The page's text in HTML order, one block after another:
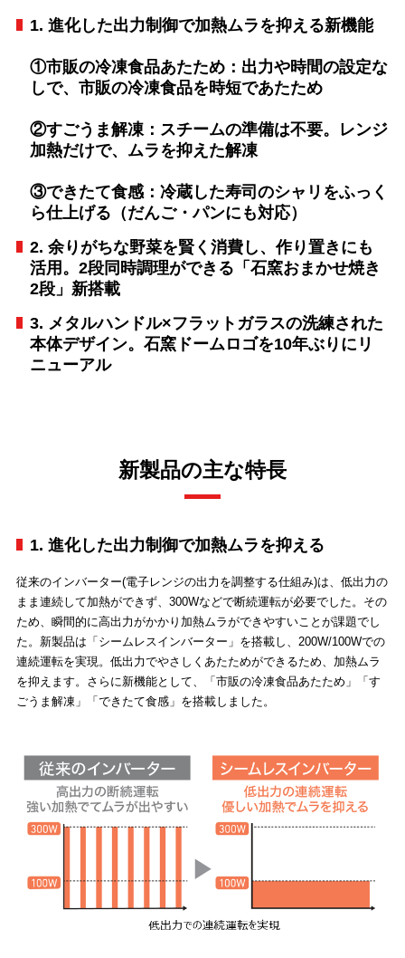
1. 進化した出力制御で加熱ムラを抑える新機能
①市販の冷凍食品あたため：出力や時間の設定な
しで、市販の冷凍食品を時短であたため
②すごうま解凍：スチームの準備は不要。レンジ
加熱だけで、ムラを抑えた解凍
③できたて食感：冷蔵した寿司のシャリをふっく
ら仕上げる（だんご・パンにも対応）
2. 余りがちな野菜を賢く消費し、作り置きにも
活用。2段同時調理ができる「石窯おまかせ焼き
2段」新搭載
3. メタルハンドル×フラットガラスの洗練された
本体デザイン。石窯ドームロゴを10年ぶりにリ
ニューアル
新製品の主な特長
1. 進化した出力制御で加熱ムラを抑える
従来のインバーター(電子レンジの出力を調整する仕組み)は、低出力の
まま連続して加熱ができず、300Wなどで断続運転が必要でした。その
ため、瞬間的に高出力がかかり加熱ムラができやすいことが課題でし
た。新製品は「シームレスインバーター」を搭載し、200W/100Wでの
連続運転を実現。低出力でやさしくあたためができるため、加熱ムラ
を抑えます。さらに新機能として、「市販の冷凍食品あたため」「す
ごうま解凍」「できたて食感」を搭載しました。